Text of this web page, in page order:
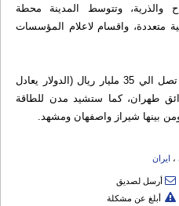
والذرية، وتتوسط المدينة محطة
متعددة، واقسام لاعلام المؤسسات
ونوه الي ان تكلفة بناء هذه المدينة تصل الي 35 مليار ريال (الدولار يعادل
حدائق طهران، كما ستشيد مدن للطاقة
بينها شيراز واصفهان ومشهد.
، ایران
أرسل لصديق
أبلغ عن مشكلة